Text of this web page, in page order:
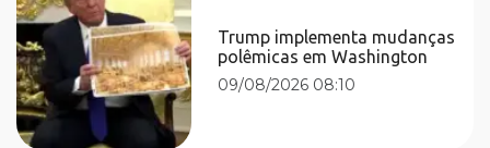
Trump implementa mudanças
polêmicas em Washington
09/08/2026 08:10